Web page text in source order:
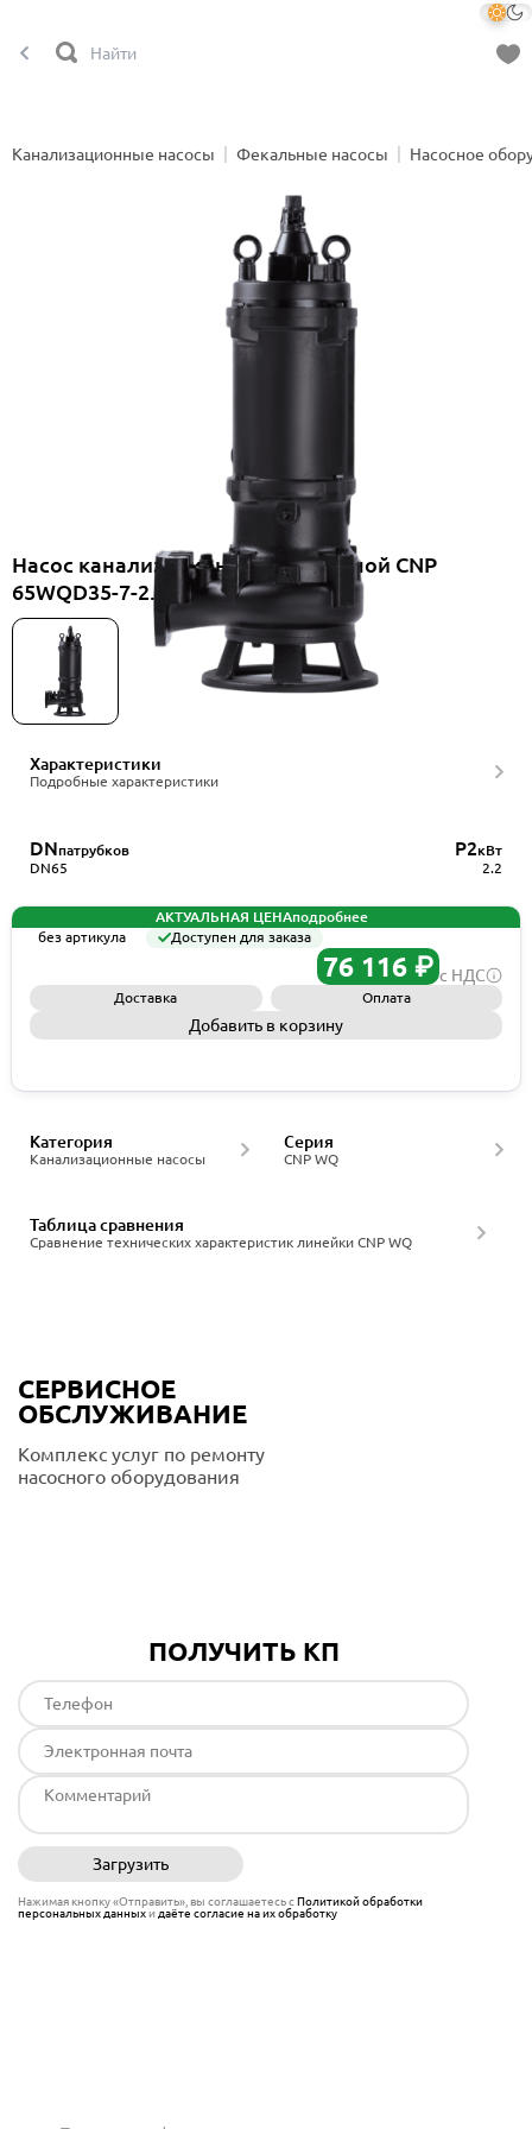
Канализационные насосы Фекальные насосы Насосное
Насос канализационный погружной CNP
65WQD35-7-2.2ES(I)+HS65WQ
Характеристики
Подробные характеристики
DNпатрубков
DN65
P2кВт
2.2
АКТУАЛЬНАЯ ЦЕНАподробнее
без артикула
Доступен для заказа
76 116 ₽ с НДС
Доставка Оплата
Добавить в корзину
Канализационные насосы
Категория
CNP WQ
Серия
Сравнение технических характеристик линейки CNP WQ
Таблица сравнения
СЕРВИСНОЕ
ОБСЛУЖИВАНИЕ
Комплекс услуг по ремонту
насосного оборудования
ПОЛУЧИТЬ КП
Загрузить
Нажимая кнопку «Отправить», вы соглашаетесь сПолитикой обработки
персональных данныхи даёте согласие на их обработку